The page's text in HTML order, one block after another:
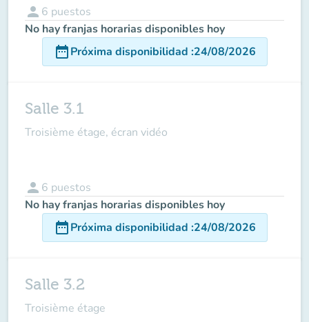
person 6 puestos
No hay franjas horarias disponibles hoy
date_rangePróxima disponibilidad :24/08/2026
Salle 3.1
Troisième étage, écran vidéo
person 6 puestos
No hay franjas horarias disponibles hoy
date_rangePróxima disponibilidad :24/08/2026
Salle 3.2
Troisième étage